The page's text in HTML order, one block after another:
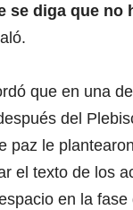
se diga que no
que en una
del
paz le
el texto de los
en la fase